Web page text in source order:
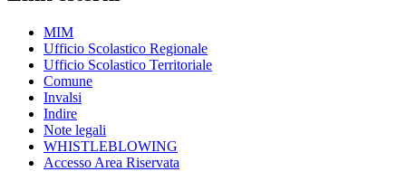
MIM
Ufficio Scolastico Regionale
Ufficio Scolastico Territoriale
Comune
Invalsi
Indire
Note legali
WHISTLEBLOWING
Accesso Area Riservata